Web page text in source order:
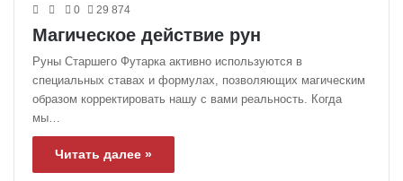
0 29 874
Магическое действие рун
Руны Старшего Футарка активно используются в
специальных ставах и формулах, позволяющих магическим
образом корректировать нашу с вами реальность. Когда
мы…
Читать далее »